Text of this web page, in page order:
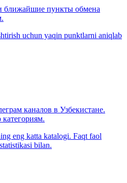
ближайшие пункты обмена
uchun yaqin punktlarni aniqlab
каналов в Узбекистане.
eng katta katalogi. Faqt faol
bilan.